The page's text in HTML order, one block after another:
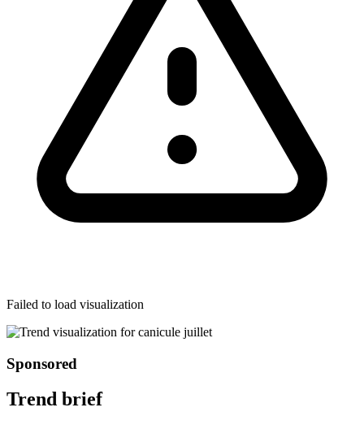
Failed to load visualization
Sponsored
Trend brief